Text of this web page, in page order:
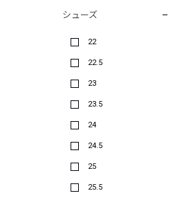
シューズ
22
22.5
23
23.5
24
24.5
25
25.5